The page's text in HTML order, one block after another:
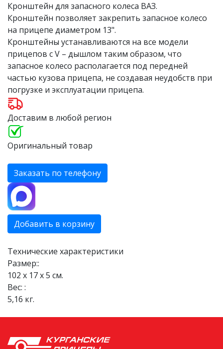
Кронштейн для запасного колеса ВАЗ.
Кронштейн позволяет закрепить запасное колесо
на прицепе диаметром 13".
Кронштейны устанавливаются на все модели
прицепов с V – дышлом таким образом, что
запасное колесо располагается под передней
частью кузова прицепа, не создавая неудобств при
погрузке и эксплуатации прицепа.
Доставим в любой регион
Оригинальный товар
Заказать по телефону
Добавить в корзину
Технические характеристики
Размер::
102 х 17 х 5 см.
Вес: :
5,16 кг.